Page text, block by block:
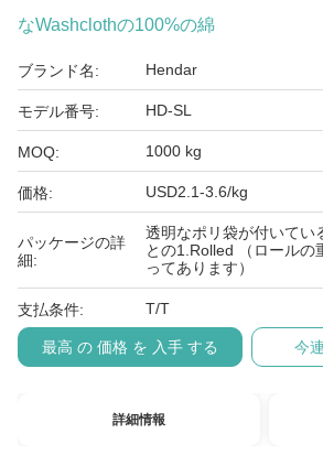
なWashclothの100%の綿
ブランド名: Hendar
モデル番号: HD-SL
MOQ: 1000 kg
価格: USD2.1-3.6/kg
パッケージの詳
細:
透明なポリ袋が付いてい
との1.Rolled （ロールの
ってあります）
支払条件: T/T
最高 の 価格 を 入手 する 今
詳細情報